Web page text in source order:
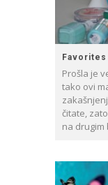
Prošla je
tako ovi
čitate,
na drugim